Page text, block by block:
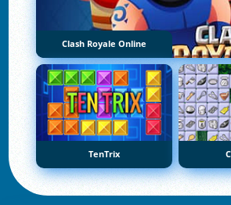
Clash Royale Online
TenTrix